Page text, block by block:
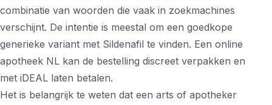
combinatie van woorden die vaak in zoekmachines
verschijnt. De intentie is meestal om een goedkope
generieke variant met Sildenafil te vinden. Een online
apotheek NL kan de bestelling discreet verpakken en
met iDEAL laten betalen.
Het is belangrijk te weten dat een arts of apotheker